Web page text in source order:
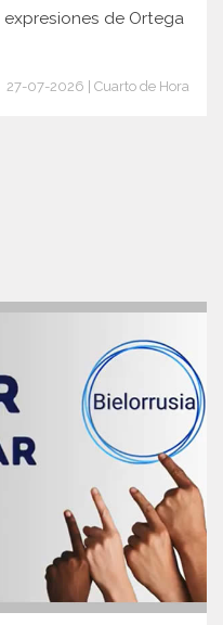
de Ortega
27-07-2026 | Cuarto de Hora